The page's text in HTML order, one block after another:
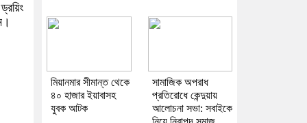
মিয়ানমার সীমান্ত থেকে
৪০ হাজার ইয়াবাসহ
যুবক আটক
সামাজিক অপরাধ
প্রতিরোধে কেন্দুয়ায়
আলোচনা সভা: সবাইকে